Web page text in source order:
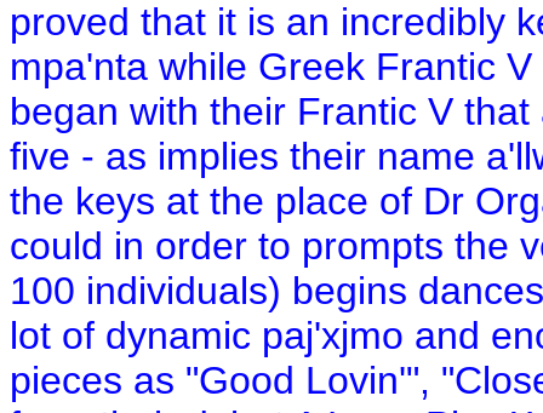
proved that it is an incredibly
mpa'nta while Greek Frantic
began with their Frantic V
five - as implies their name
the keys at the place of Dr
could in order to prompts the
100 individuals) begins
lot of dynamic paj'xjmo and
pieces as "Good Lovin'",